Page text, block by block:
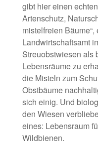
gibt hier einen
Artenschutz,
mistelfreien
Landwirtschaftsamt
Streuobstwiesen als
Lebensräume zu
die Misteln zum
Obstbäume
sich einig. Und
den Wiesen
eines: Lebensraum
Wildbienen.